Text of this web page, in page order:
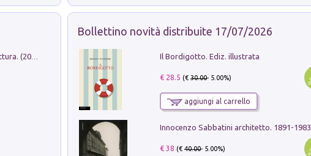
Dromos. Libro periodico di architettura. (2026). Vol. 15: Post-model
Bollettino novità distribuite 17/07/2026
Il Bordigotto. Ediz. illustrata
€ 28.5 (€30.00- 5.00%)
aggiungi al carrello
Innocenzo Sabbatini architetto. 1891-1983
€ 38 (€40.00- 5.00%)